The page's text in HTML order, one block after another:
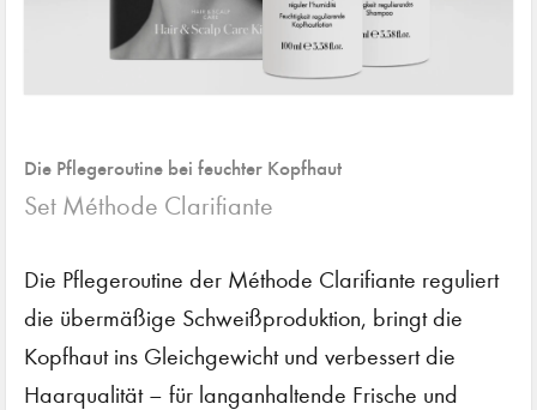
Die Pflegeroutine bei feuchter Kopfhaut
Set Méthode Clarifiante
Die Pflegeroutine der Méthode Clarifiante reguliert
die übermäßige Schweißproduktion, bringt die
Kopfhaut ins Gleichgewicht und verbessert die
Haarqualität – für langanhaltende Frische und